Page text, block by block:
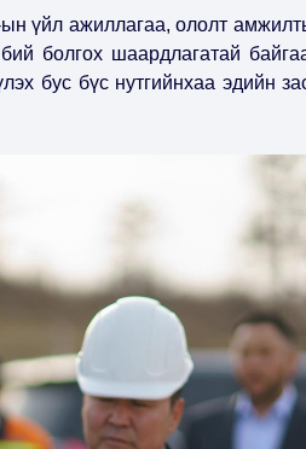
үйл ажиллагаа, ололт
болгох шаардлагатай
бус бүс нутгийнхаа эдийн